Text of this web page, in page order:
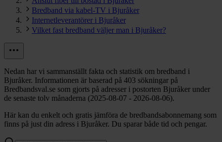
Bredband via kabel-TV i Bjuråker
Internetleverantörer i Bjuråker
Vilket fast bredband väljer man i Bjuråker?
Nedan har vi sammanställt fakta och statistik om bredband i
Bjuråker. Informationen är baserad på 403 sökningar på
Bredbandsval.se som gjorts på adresser i postorten Bjuråker under
de senaste tolv månaderna (2025-08-07 - 2026-08-06).
Här kan du enkelt och gratis jämföra de bredbandsabonnemang som
finns på just din adress i Bjuråker. Du sparar både tid och pengar.